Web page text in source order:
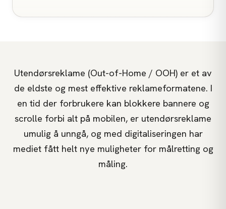
Utendørsreklame (Out-of-Home / OOH) er et av
de eldste og mest effektive reklameformatene. I
en tid der forbrukere kan blokkere bannere og
scrolle forbi alt på mobilen, er utendørsreklame
umulig å unngå, og med digitaliseringen har
mediet fått helt nye muligheter for målretting og
måling.